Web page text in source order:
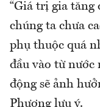
“Giá trị gia tăng
chúng ta chưa
phụ thuộc quá
đầu vào từ nước
động sẽ ảnh
Phương lưu ý.